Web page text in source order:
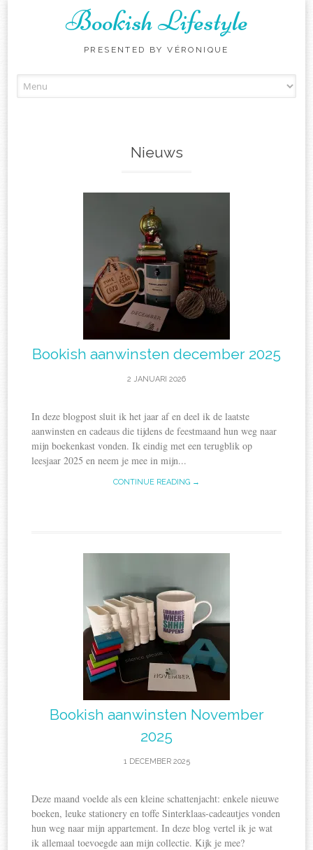
Bookish Lifestyle
PRESENTED BY VÉRONIQUE
to
Nieuws
Bookish aanwinsten december 2025
2 JANUARI 2026
In deze blogpost sluit ik het jaar af en deel ik de laatste
aanwinsten en cadeaus die tijdens de feestmaand hun weg naar
mijn boekenkast vonden. Ik eindig met een terugblik op
leesjaar 2025 en neem je mee in mijn...
CONTINUE READING →
Bookish aanwinsten November
2025
1 DECEMBER 2025
Deze maand voelde als een kleine schattenjacht: enkele nieuwe
boeken, leuke stationery en toffe Sinterklaas-cadeautjes vonden
hun weg naar mijn appartement. In deze blog vertel ik je wat
ik allemaal toevoegde aan mijn collectie. Kijk je mee?